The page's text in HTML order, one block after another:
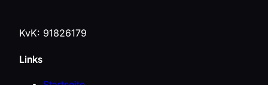
KvK: 91826179
Links